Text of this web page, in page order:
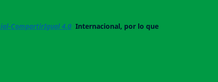
CompartirIgual 4.0 Internacional, por lo que